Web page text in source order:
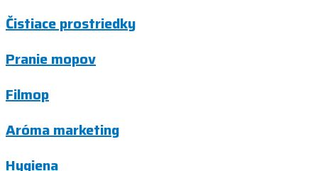
Čistiace prostriedky
Pranie mopov
Filmop
Aróma marketing
Hygiena